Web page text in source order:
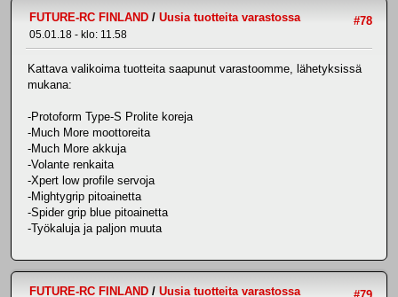
#78
FUTURE-RC FINLAND / Uusia tuotteita varastossa
05.01.18 - klo: 11.58
Kattava valikoima tuotteita saapunut varastoomme, lähetyksissä
mukana:
-Protoform Type-S Prolite koreja
-Much More moottoreita
-Much More akkuja
-Volante renkaita
-Xpert low profile servoja
-Mightygrip pitoainetta
-Spider grip blue pitoainetta
-Työkaluja ja paljon muuta
FUTURE-RC FINLAND / Uusia tuotteita varastossa